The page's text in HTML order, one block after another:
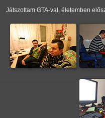
Játszottam GTA-val, életemben